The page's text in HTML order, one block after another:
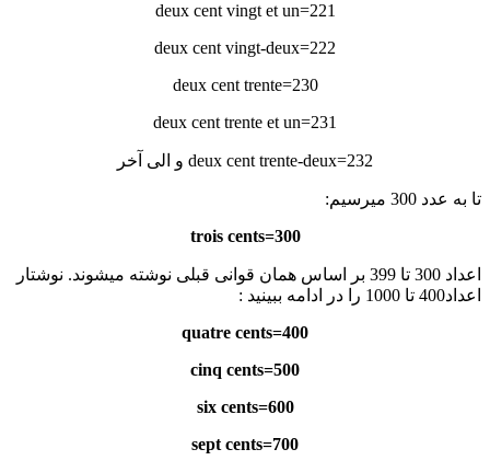
221=deux cent vingt et un
222=deux cent vingt-deux
230=deux cent trente
231=deux cent trente et un
232=deux cent trente-deux و الی آخر
تا به عدد 300 میرسیم:
300=trois cents
اعداد 300 تا 399 بر اساس همان قوانی قبلی نوشته میشوند. نوشتار
اعداد400 تا 1000 را در ادامه ببینید :
400=quatre cents
500=cinq cents
600=six cents
700=sept cents